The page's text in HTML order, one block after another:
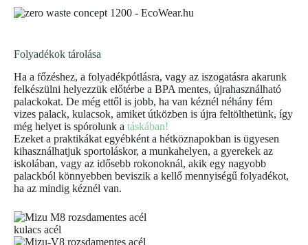
Folyadékok tárolása
Ha a főzéshez, a folyadékpótlásra, vagy az iszogatásra akarunk
felkészülni helyezzük előtérbe a BPA mentes, újrahasználható
palackokat. De még ettől is jobb, ha van kéznél néhány fém
vizes palack, kulacsok, amiket útközben is újra feltölthetünk, így
még helyet is spórolunk a táskában!
Ezeket a praktikákat egyébként a hétköznapokban is ügyesen
kihasználhatjuk sportoláskor, a munkahelyen, a gyerekek az
iskolában, vagy az idősebb rokonoknál, akik egy nagyobb
palackból könnyebben beviszik a kellő mennyiségű folyadékot,
ha az mindig kéznél van.